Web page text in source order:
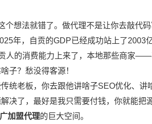
个想法就错了。做代理不是让你去敲代
年，自贡的GDP已经成功站上了2003
人的消费能力上来了，本地那些商家
子？愁没得客源！
统老板，你去跟他讲啥子SEO优化、讲
决了，最好是我只需要付钱，你就能把
加盟代理的巨大空间。